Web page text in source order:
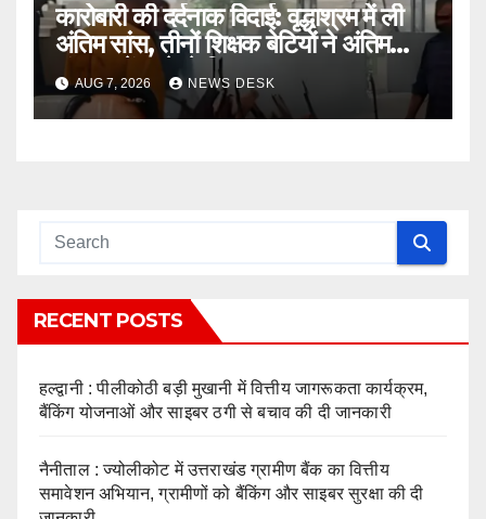
कारोबारी की दर्दनाक विदाई: वृद्धाश्रम में ली
अंतिम सांस, तीनों शिक्षक बेटियों ने अंतिम
संस्कार में आने से किया इनकार
AUG 7, 2026 NEWS DESK
RECENT POSTS
हल्द्वानी : पीलीकोठी बड़ी मुखानी में वित्तीय जागरूकता कार्यक्रम,
बैंकिंग योजनाओं और साइबर ठगी से बचाव की दी जानकारी
नैनीताल : ज्योलीकोट में उत्तराखंड ग्रामीण बैंक का वित्तीय
समावेशन अभियान, ग्रामीणों को बैंकिंग और साइबर सुरक्षा की दी